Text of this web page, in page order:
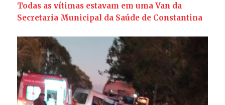
Todas as vítimas estavam em uma Van da
Secretaria Municipal da Saúde de Constantina